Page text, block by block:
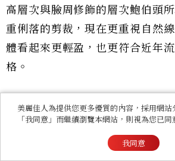
高層次與臉周修飾的層次鮑伯頭
重俐落的剪裁，現在更重視自然
體看起來更輕盈，也更符合近年
格。
美麗佳人為提供您更多優質的內容，採用網
「我同意」而繼續瀏覽本網站，則視為您已同
我同意